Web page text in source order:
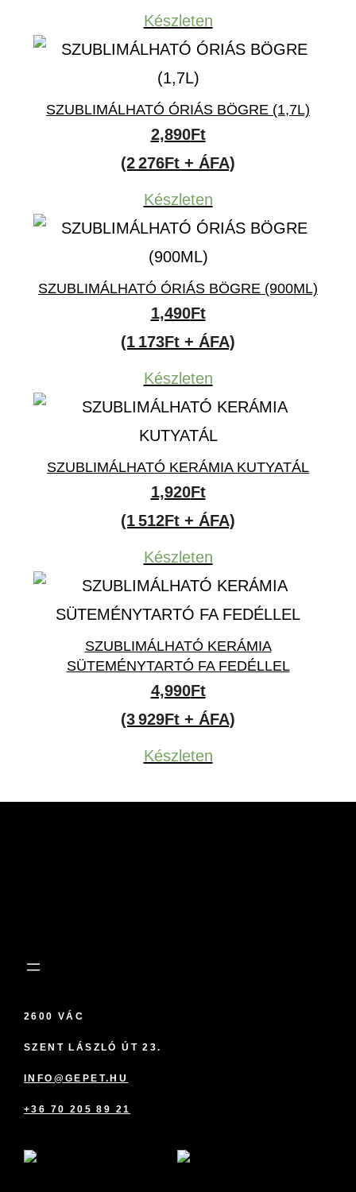
Készleten
SZUBLIMÁLHATÓ ÓRIÁS BÖGRE (1,7L)
2,890Ft
(2 276Ft + ÁFA)
Készleten
SZUBLIMÁLHATÓ ÓRIÁS BÖGRE (900ML)
1,490Ft
(1 173Ft + ÁFA)
Készleten
SZUBLIMÁLHATÓ KERÁMIA KUTYATÁL
1,920Ft
(1 512Ft + ÁFA)
Készleten
SZUBLIMÁLHATÓ KERÁMIA
SÜTEMÉNYTARTÓ FA FEDÉLLEL
4,990Ft
(3 929Ft + ÁFA)
Készleten
2600 VÁC
SZENT LÁSZLÓ ÚT 23.
INFO@GEPET.HU
+36 70 205 89 21